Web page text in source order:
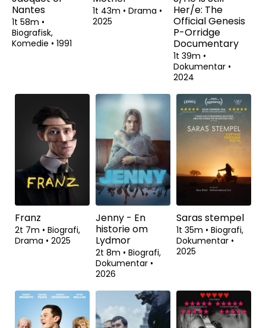
Nantes
1t 58m •
Biografisk,
Komedie • 1991
1t 43m • Drama •
2025
Her/e: The
Official Genesis
P-Orridge
Documentary
1t 39m •
Dokumentar •
2024
Franz
2t 7m • Biografi,
Drama • 2025
Jenny - En
historie om
Lydmor
2t 8m • Biografi,
Dokumentar •
2026
Saras stempel
1t 35m • Biografi,
Dokumentar •
2025